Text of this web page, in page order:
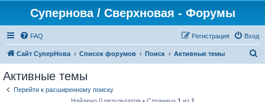
Супернова / Сверхновая - Форумы
FAQ Вход
Регистрация
Сайт СуперНова Список форумов Поиск Активные темы
Активные темы
Перейти к расширенному поиску
Найдено 0 результатов • Страница 1 из 1